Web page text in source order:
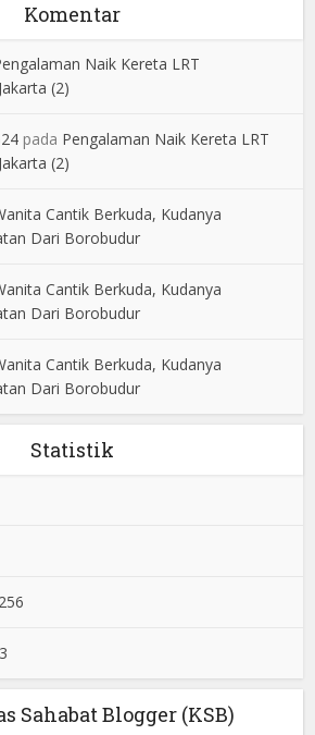
Komentar
Naik Kereta LRT
(2)
pada Pengalaman Naik Kereta LRT
(2)
Cantik Berkuda, Kudanya
Dari Borobudur
Cantik Berkuda, Kudanya
Dari Borobudur
Cantik Berkuda, Kudanya
Dari Borobudur
Statistik
256
Sahabat Blogger (KSB)